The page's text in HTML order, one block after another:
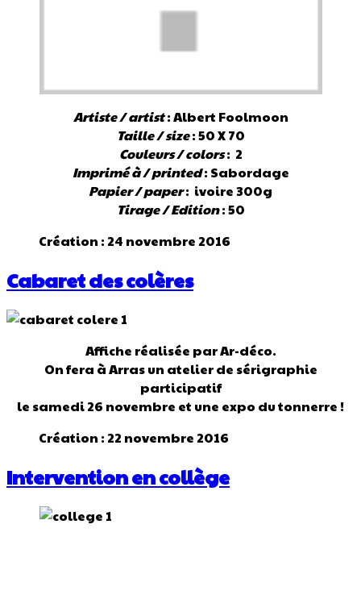
Artiste / artist: Albert Foolmoon
Taille / size: 50 X 70
Couleurs / colors: 2
Imprimé à / printed: Sabordage
Papier / paper: ivoire 300g
Tirage / Edition: 50
Création : 24 novembre 2016
Cabaret des colères
Affiche réalisée par Ar-déco.
On fera à Arras un atelier de sérigraphie
participatif
le samedi 26 novembre et une expo du tonnerre !
Création : 22 novembre 2016
Intervention en collège